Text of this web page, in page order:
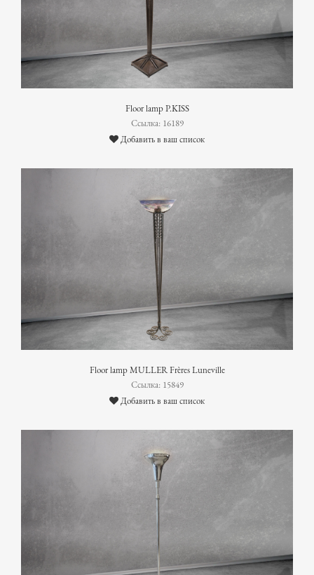
Floor lamp P.KISS
Ссылка: 16189
Добавить в ваш список
Floor lamp MULLER Frères Luneville
Ссылка: 15849
Добавить в ваш список